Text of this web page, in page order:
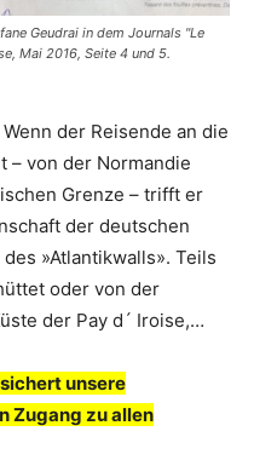
Geudrai in dem Journals "Le
Mai 2016, Seite 4 und 5.
der Reisende an die
– von der Normandie
Grenze – trifft er
der deutschen
»Atlantikwalls». Teils
oder von der
der Pay d´ Iroise,…
unsere
Zugang zu allen